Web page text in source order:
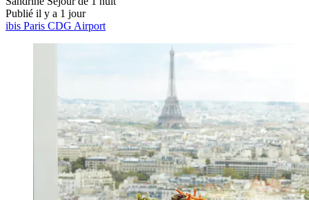
Publié il y a 1 jour
ibis Paris CDG Airport